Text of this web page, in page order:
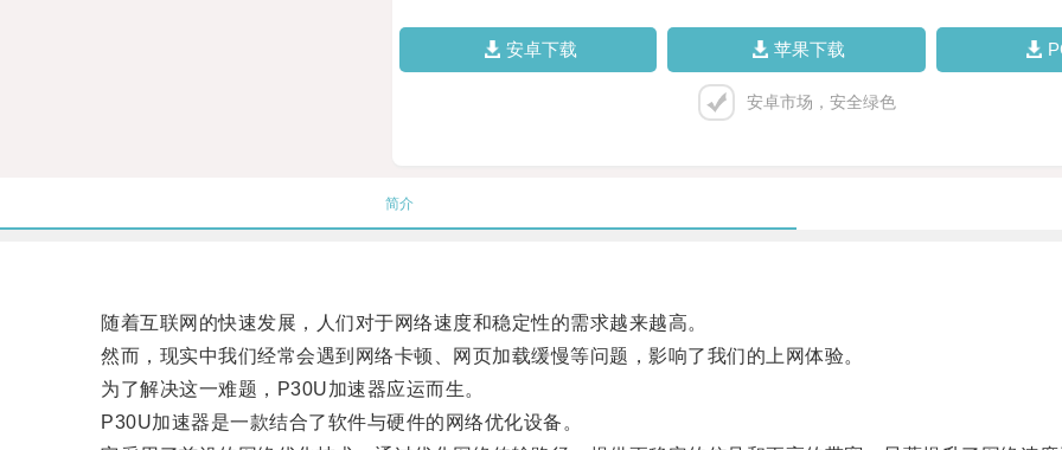
安卓下载 苹果下载
安卓市场，安全绿色
简介
随着互联网的快速发展，人们对于网络速度和稳定性的需求越来越高。
然而，现实中我们经常会遇到网络卡顿、网页加载缓慢等问题，影响了我们的上网体验。
为了解决这一难题，P30U加速器应运而生。
P30U加速器是一款结合了软件与硬件的网络优化设备。